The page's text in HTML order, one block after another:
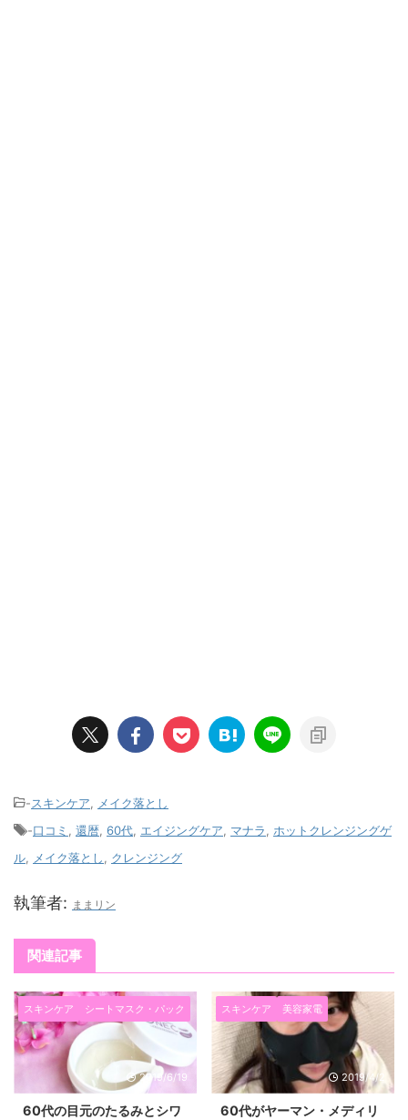
-スキンケア
メイク落とし
-口コミ 還暦 60代 エイジングケア マナラ
ホットクレンジングゲ
ル
メイク落とし クレンジング
執筆者: ままリン
関連記事
スキンケア シートマスク・パック
2019/6/19
60代の目元のたるみとシワ
スキンケア 美容家電
2019/4/2
60代がヤーマン・メディリ